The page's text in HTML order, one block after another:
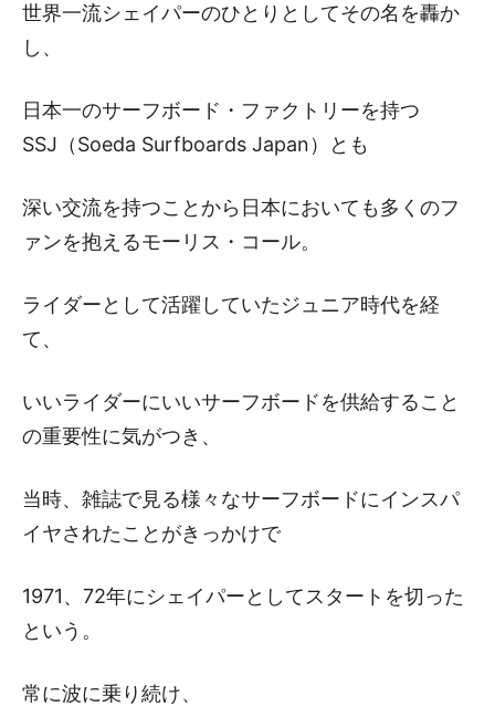
世界一流シェイパーのひとりとしてその名を轟か
し、
日本一のサーフボード・ファクトリーを持つ
SSJ（Soeda Surfboards Japan）とも
深い交流を持つことから日本においても多くのフ
ァンを抱えるモーリス・コール。
ライダーとして活躍していたジュニア時代を経
て、
いいライダーにいいサーフボードを供給すること
の重要性に気がつき、
当時、雑誌で見る様々なサーフボードにインスパ
イヤされたことがきっかけで
1971、72年にシェイパーとしてスタートを切った
という。
常に波に乗り続け、